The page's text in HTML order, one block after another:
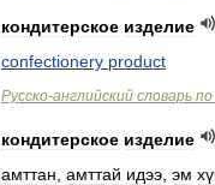
кондитерское изделие
confectionery product
Русско-английский словарь по
кондитерское изделие
амттан амттай идээ эм